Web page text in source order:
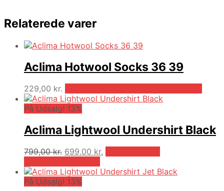
Relaterede varer
Aclima Hotwool Socks 36 39
229,00 kr.
På Udsalg! 13%
Aclima Lightwool Undershirt Black
799,00kr. Den
pris
var:
699,00 kr.
pris
På Udsalg! 13%